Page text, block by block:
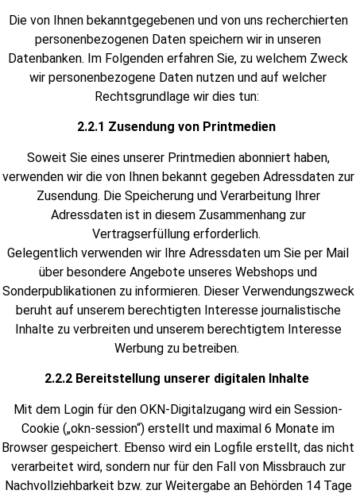
Die von Ihnen bekanntgegebenen und von uns recherchierten
personenbezogenen Daten speichern wir in unseren
Datenbanken. Im Folgenden erfahren Sie, zu welchem Zweck
wir personenbezogene Daten nutzen und auf welcher
Rechtsgrundlage wir dies tun:
2.2.1 Zusendung von Printmedien
Soweit Sie eines unserer Printmedien abonniert haben,
verwenden wir die von Ihnen bekannt gegeben Adressdaten zur
Zusendung. Die Speicherung und Verarbeitung Ihrer
Adressdaten ist in diesem Zusammenhang zur
Vertragserfüllung erforderlich.
Gelegentlich verwenden wir Ihre Adressdaten um Sie per Mail
über besondere Angebote unseres Webshops und
Sonderpublikationen zu informieren. Dieser Verwendungszweck
beruht auf unserem berechtigten Interesse journalistische
Inhalte zu verbreiten und unserem berechtigtem Interesse
Werbung zu betreiben.
2.2.2 Bereitstellung unserer digitalen Inhalte
Mit dem Login für den OKN-Digitalzugang wird ein Session-
Cookie („okn-session“) erstellt und maximal 6 Monate im
Browser gespeichert. Ebenso wird ein Logfile erstellt, das nicht
verarbeitet wird, sondern nur für den Fall von Missbrauch zur
Nachvollziehbarkeit bzw. zur Weitergabe an Behörden 14 Tage